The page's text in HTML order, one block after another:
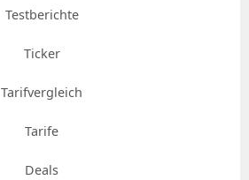
Testberichte
Ticker
Tarifvergleich
Tarife
Deals